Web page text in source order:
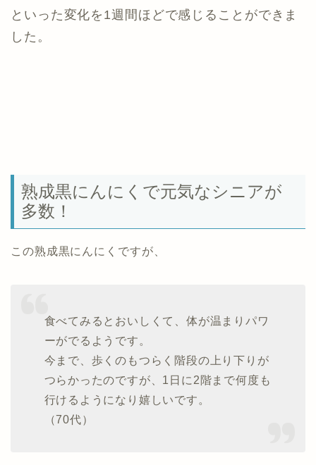
といった変化を1週間ほどで感じることができま
した。
熟成黒にんにくで元気なシニアが
多数！
この熟成黒にんにくですが、
食べてみるとおいしくて、体が温まりパワ
ーがでるようです。
今まで、歩くのもつらく階段の上り下りが
つらかったのですが、1日に2階まで何度も
行けるようになり嬉しいです。
（70代）